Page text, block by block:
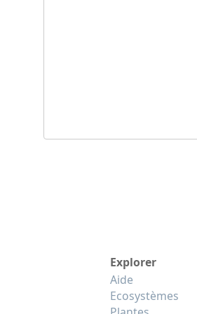
Explorer
Aide
Ecosystèmes